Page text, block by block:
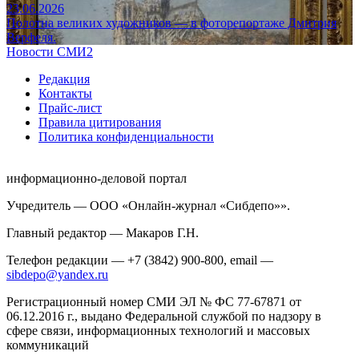
23.06.2026
Полотна великих художников — в фоторепортаже Дмитрия
Верфеля.
Новости СМИ2
Редакция
Контакты
Прайс-лист
Правила цитирования
Политика конфиденциальности
информационно-деловой портал
Учредитель — ООО «Онлайн-журнал «Сибдепо»».
Главный редактор — Макаров Г.Н.
Телефон редакции — +7 (3842) 900-800, email —
sibdepo@yandex.ru
Регистрационный номер СМИ ЭЛ № ФС 77-67871 от
06.12.2016 г., выдано Федеральной службой по надзору в
сфере связи, информационных технологий и массовых
коммуникаций